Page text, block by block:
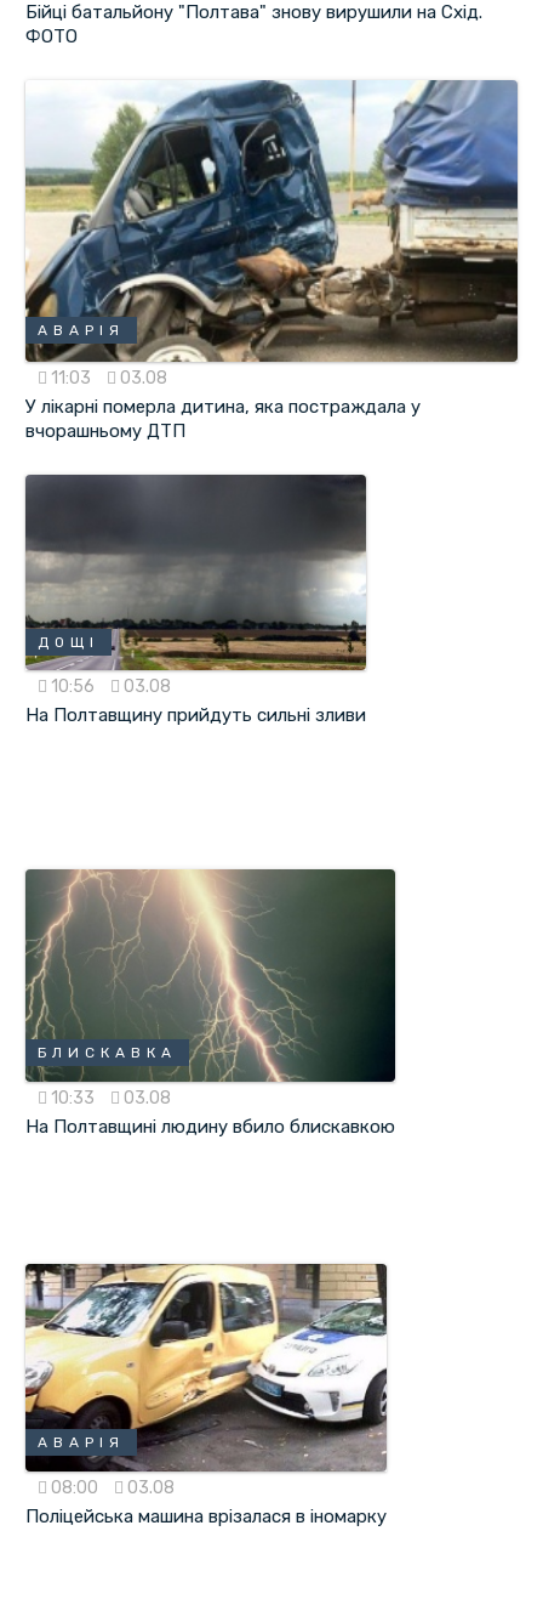
Бійці батальйону "Полтава" знову вирушили на Схід.
ФОТО
АВАРІЯ
11:03 03.08
У лікарні померла дитина, яка постраждала у
вчорашньому ДТП
ДОЩІ
10:56 03.08
На Полтавщину прийдуть сильні зливи
БЛИСКАВКА
10:33 03.08
На Полтавщині людину вбило блискавкою
АВАРІЯ
08:00 03.08
Поліцейська машина врізалася в іномарку